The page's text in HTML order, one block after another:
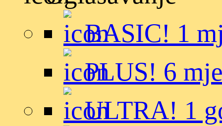
BASIC! 1
PLUS! 6
ULTRA! 1